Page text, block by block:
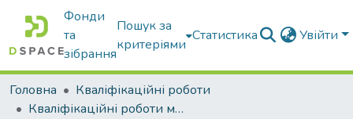
Фонди
та
зібрання
Пошук за
критеріями
Статистика Увійти
Головна
Кваліфікаційні роботи
Кваліфікаційні роботи магістрів